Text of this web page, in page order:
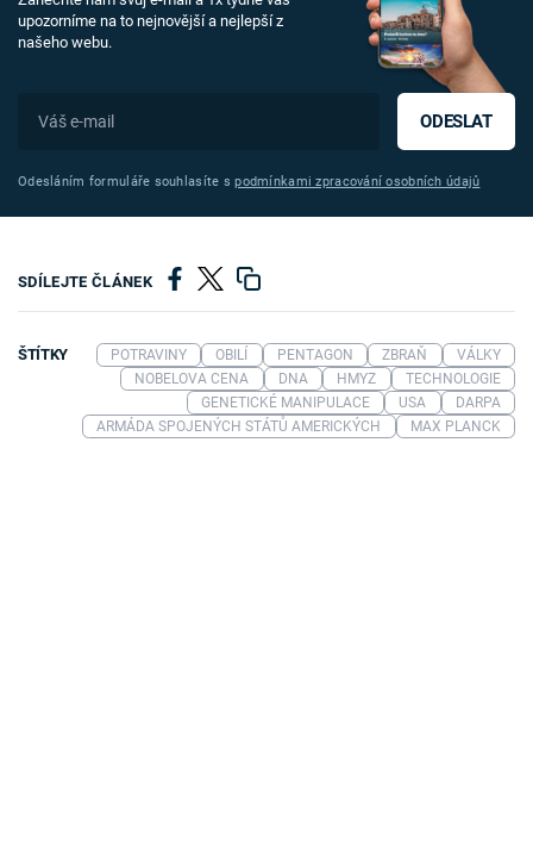
upozorníme na to nejnovější a nejlepší z
našeho webu.
ODESLAT
Odesláním formuláře souhlasíte spodmínkami zpracování osobních údajů
SDÍLEJTE ČLÁNEK
ŠTÍTKY POTRAVINY OBILÍ PENTAGON ZBRAŇ
VÁLKY
NOBELOVA CENA
DNA HMYZ
TECHNOLOGIE
GENETICKÉ MANIPULACE
USA
DARPA
ARMÁDA SPOJENÝCH STÁTŮ AMERICKÝCH
MAX PLANCK